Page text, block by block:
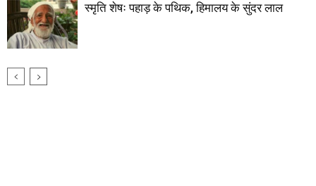
स्मृति शेषः पहाड़ के पथिक, हिमालय के सुंदर लाल